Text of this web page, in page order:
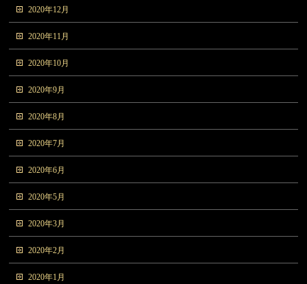
2020年12月
2020年11月
2020年10月
2020年9月
2020年8月
2020年7月
2020年6月
2020年5月
2020年3月
2020年2月
2020年1月